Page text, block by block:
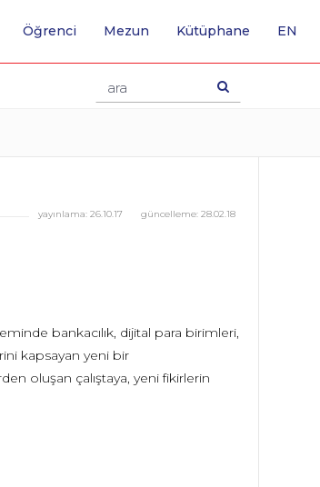
Öğrenci Mezun Kütüphane EN
güncelleme: 28.02.18
yayınlama: 26.10.17
bankacılık, dijital para birimleri,
kapsayan yeni bir
oluşan çalıştaya, yeni fikirlerin